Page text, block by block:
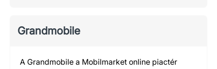
Grandmobile
A Grandmobile a Mobilmarket online piactér